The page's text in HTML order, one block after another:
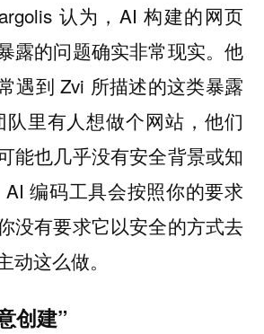
认为，AI 构建的网页
露的问题确实非常现实。他
遇到 Zvi 所描述的这类暴露
队里有人想做个网站，他们
能也几乎没有安全背景或知
AI 编码工具会按照你的要求
没有要求它以安全的方式去
动这么做。
创建”